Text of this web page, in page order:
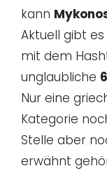
kann
Aktuell gibt es
mit dem
unglaubliche
Nur eine
Kategorie
Stelle aber
erwähnt